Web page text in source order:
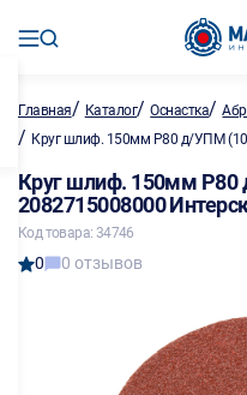
Главная/ Каталог/Оснастка/
/ Круг шлиф. 150мм P80 д/УПМ
Круг шлиф. 150мм
2082715008000
Код товара: 34746
0 0 отзывов